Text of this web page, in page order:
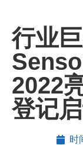
行业
2022
登记
时